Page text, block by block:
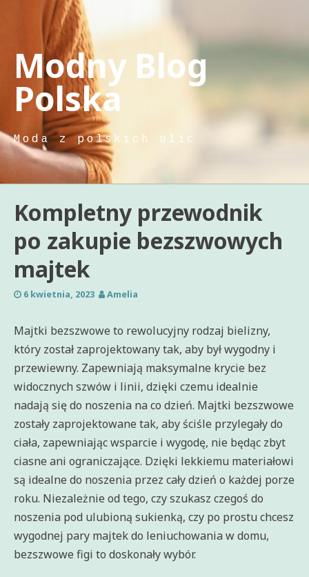
content
Modny Blog
Polska
Moda z polskich ulic
Kompletny przewodnik
po zakupie bezszwowych
majtek
6 kwietnia, 2023 Amelia
Majtki bezszwowe to rewolucyjny rodzaj bielizny,
który został zaprojektowany tak, aby był wygodny i
przewiewny. Zapewniają maksymalne krycie bez
widocznych szwów i linii, dzięki czemu idealnie
nadają się do noszenia na co dzień. Majtki bezszwowe
zostały zaprojektowane tak, aby ściśle przylegały do
ciała, zapewniając wsparcie i wygodę, nie będąc zbyt
ciasne ani ograniczające. Dzięki lekkiemu materiałowi
są idealne do noszenia przez cały dzień o każdej porze
roku. Niezależnie od tego, czy szukasz czegoś do
noszenia pod ulubioną sukienką, czy po prostu chcesz
wygodnej pary majtek do leniuchowania w domu,
bezszwowe figi to doskonały wybór.